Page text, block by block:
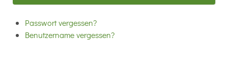
Passwort vergessen?
Benutzername vergessen?